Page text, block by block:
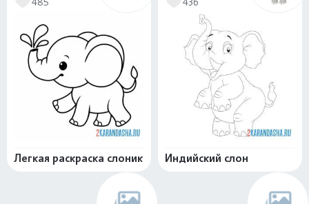
Легкая раскраска слоник Индийский слон